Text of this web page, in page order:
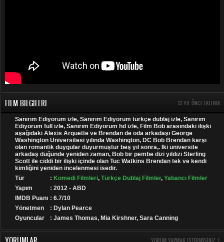
FILM BILGILERI 13 YIL ÖNCE EKLENDI
Sanırım Ediyorum izle, Sanırım Ediyorum türkçe dublaj izle, Sanırım
Ediyorum full izle, Sanırım Ediyorum hd izle, Film Bob arasındaki ilişki
aşağıdaki Alexis Arquette ve Brendan de oda arkadaşı George
Washington Üniversitesi yılında Washington, DC Bob Brendan karşı
olan romantik duygular duyurmuştur beş yıl sonra,. Iki üniversite
arkadaş düğünde yeniden zaman, Bob bir pembe dizi yıldızı Sterling
Scott ile ciddi bir ilişki içinde olan Tuc Watkins Brendan tek ve kendi
kimliğini yeniden incelenmesi isedir.
Tür
: Komedi Filmleri, Türkçe Dublaj Filmler, Yabancı Filmler
Yapım
: 2012 - ABD
IMDB Puanı : 6.7/10
Yönetmen
: Dylan Pearce
Oyuncular
: James Thomas, Mia Kirshner, Sara Canning
YORUM YAPMAK ISTERMISINIZ ?